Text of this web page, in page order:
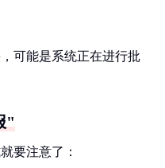
可能是系统正在进行批
"
要注意了：